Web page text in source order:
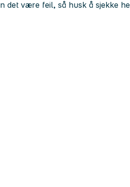
det være feil, så husk å sjekke